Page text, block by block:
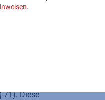
. für
Vermieter die
71). Diese